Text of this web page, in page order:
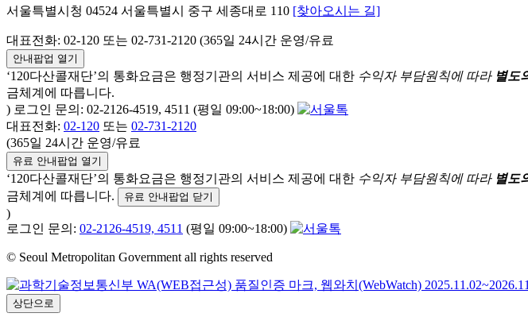
서울특별시청 04524 서울특별시 중구 세종대로 110 [찾아오시는 길]
대표전화: 02-120 또는 02-731-2120 (365일 24시간 운영/유료
안내팝업 열기
‘120다산콜재단’의 통화요금은 행정기관의 서비스 제공에 대한 수익자 부담원칙에 따라 별도
금체계에 따릅니다.
) 로그인 문의: 02-2126-4519, 4511 (평일 09:00~18:00)
대표전화: 02-120 또는 02-731-2120
(365일 24시간 운영/유료
유료 안내팝업 열기
‘120다산콜재단’의 통화요금은 행정기관의 서비스 제공에 대한 수익자 부담원칙에 따라 별도
금체계에 따릅니다.
유료 안내팝업 닫기
)
로그인 문의: 02-2126-4519, 4511 (평일 09:00~18:00)
© Seoul Metropolitan Government all rights reserved
상단으로